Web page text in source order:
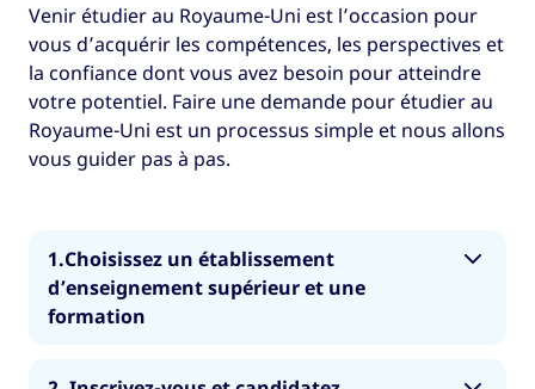
Venir étudier au Royaume-Uni est l’occasion pour
vous d’acquérir les compétences, les perspectives et
la confiance dont vous avez besoin pour atteindre
votre potentiel. Faire une demande pour étudier au
Royaume-Uni est un processus simple et nous allons
vous guider pas à pas.
1.Choisissez un établissement
d’enseignement supérieur et une
formation
Venir étudier au Royaume-Uni est l’occasion